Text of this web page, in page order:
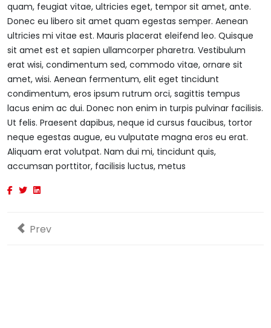
quam, feugiat vitae, ultricies eget, tempor sit amet, ante.
Donec eu libero sit amet quam egestas semper. Aenean
ultricies mi vitae est. Mauris placerat eleifend leo. Quisque
sit amet est et sapien ullamcorper pharetra. Vestibulum
erat wisi, condimentum sed, commodo vitae, ornare sit
amet, wisi. Aenean fermentum, elit eget tincidunt
condimentum, eros ipsum rutrum orci, sagittis tempus
lacus enim ac dui. Donec non enim in turpis pulvinar facilisis.
Ut felis. Praesent dapibus, neque id cursus faucibus, tortor
neque egestas augue, eu vulputate magna eros eu erat.
Aliquam erat volutpat. Nam dui mi, tincidunt quis,
accumsan porttitor, facilisis luctus, metus
Previous article: Who Actually Clicks on Banner Ads?
Prev